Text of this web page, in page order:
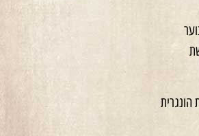
תנועות הנוער
בהונגריה